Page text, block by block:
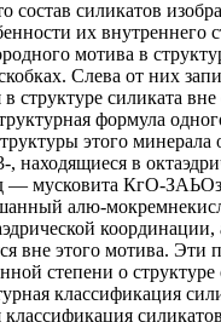
состав силикатов
их
мотива в
Слева от них
структуре силиката вне
формула
этого
находящиеся в
— мусковита КгО-
алю-
вне этого мотива.
степени о структуре
классификация
классификация